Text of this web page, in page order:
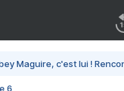
Maguire, c'est lui !
6